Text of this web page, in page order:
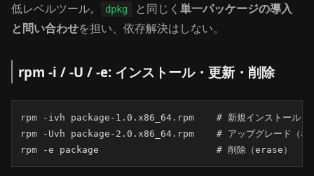
低レベルツール。
dpkg と同じく 単一パッケージの導入
と問い合わせを担い、依存解決はしない。
rpm -i / -U / -e: インストール・更新・削除
rpm -ivh package-1.0.x86_64.rpm    # 新規インストール
rpm -Uvh package-2.0.x86_64.rpm    # アップグレード（なけ
rpm -e package                     # 削除（erase）